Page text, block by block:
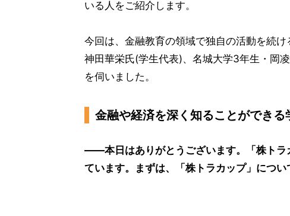
いる人をご紹介します。
今回は、金融教育の領域で独自の活動を続
神田華栄氏(学生代表)、名城大学3年生・岡
を伺いました。
金融や経済を深く知ることができる
――本日はありがとうございます。「株トラ
ています。まずは、「株トラカップ」につい